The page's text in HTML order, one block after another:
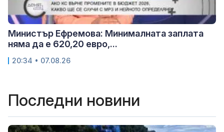
Министър Ефремова: Минималната заплата
няма да е 620,20 евро,...
20:34 • 07.08.26
Последни новини